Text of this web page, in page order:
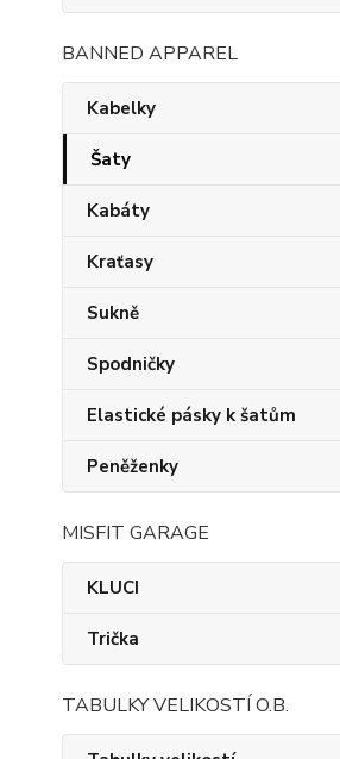
BANNED APPAREL
Kabelky
Šaty
Kabáty
Kraťasy
Sukně
Spodničky
Elastické pásky k šatům
Peněženky
MISFIT GARAGE
KLUCI
Trička
TABULKY VELIKOSTÍ O.B.